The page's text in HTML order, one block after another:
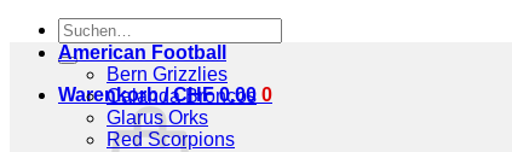
Suchen
nach:
Warenkorb /CHF0.00 0
American Football
Bern Grizzlies
Calanda Broncos
Glarus Orks
Red Scorpions